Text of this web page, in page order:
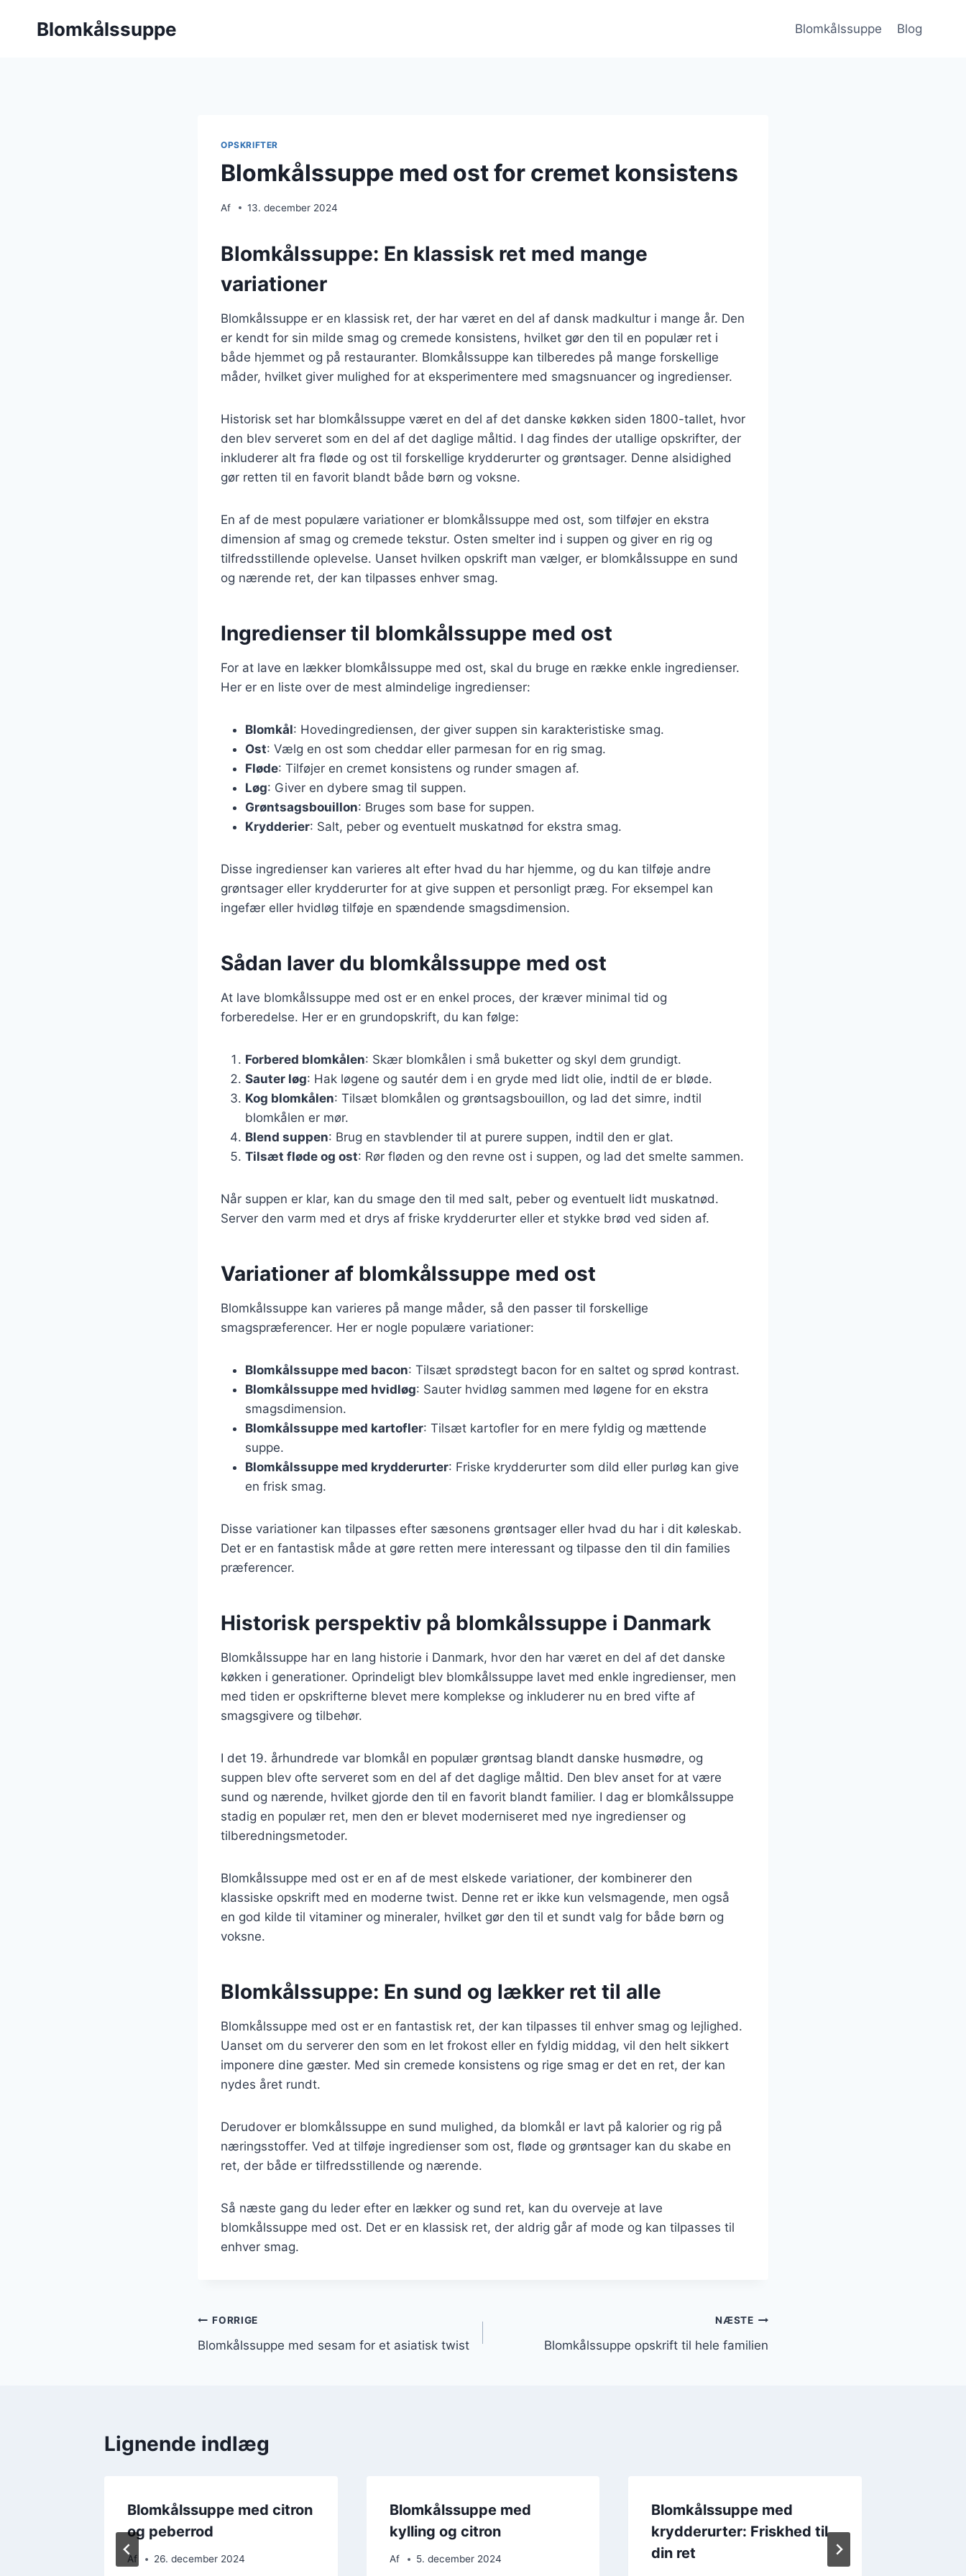
Blomkålssuppe Blomkålssuppe Blog
OPSKRIFTER
Blomkålssuppe med ost for cremet konsistens
Af 13. december 2024
Blomkålssuppe: En klassisk ret med mange
variationer
Blomkålssuppe er en klassisk ret, der har været en del af dansk madkultur i mange år. Den
er kendt for sin milde smag og cremede konsistens, hvilket gør den til en populær ret i
både hjemmet og på restauranter. Blomkålssuppe kan tilberedes på mange forskellige
måder, hvilket giver mulighed for at eksperimentere med smagsnuancer og ingredienser.
Historisk set har blomkålssuppe været en del af det danske køkken siden 1800-tallet, hvor
den blev serveret som en del af det daglige måltid. I dag findes der utallige opskrifter, der
inkluderer alt fra fløde og ost til forskellige krydderurter og grøntsager. Denne alsidighed
gør retten til en favorit blandt både børn og voksne.
En af de mest populære variationer er blomkålssuppe med ost, som tilføjer en ekstra
dimension af smag og cremede tekstur. Osten smelter ind i suppen og giver en rig og
tilfredsstillende oplevelse. Uanset hvilken opskrift man vælger, er blomkålssuppe en sund
og nærende ret, der kan tilpasses enhver smag.
Ingredienser til blomkålssuppe med ost
For at lave en lækker blomkålssuppe med ost, skal du bruge en række enkle ingredienser.
Her er en liste over de mest almindelige ingredienser:
Blomkål: Hovedingrediensen, der giver suppen sin karakteristiske smag.
Ost: Vælg en ost som cheddar eller parmesan for en rig smag.
Fløde: Tilføjer en cremet konsistens og runder smagen af.
Løg: Giver en dybere smag til suppen.
Grøntsagsbouillon: Bruges som base for suppen.
Krydderier: Salt, peber og eventuelt muskatnød for ekstra smag.
Disse ingredienser kan varieres alt efter hvad du har hjemme, og du kan tilføje andre
grøntsager eller krydderurter for at give suppen et personligt præg. For eksempel kan
ingefær eller hvidløg tilføje en spændende smagsdimension.
Sådan laver du blomkålssuppe med ost
At lave blomkålssuppe med ost er en enkel proces, der kræver minimal tid og
forberedelse. Her er en grundopskrift, du kan følge:
Forbered blomkålen: Skær blomkålen i små buketter og skyl dem grundigt.
Sauter løg: Hak løgene og sautér dem i en gryde med lidt olie, indtil de er bløde.
Kog blomkålen: Tilsæt blomkålen og grøntsagsbouillon, og lad det simre, indtil
blomkålen er mør.
Blend suppen: Brug en stavblender til at purere suppen, indtil den er glat.
Tilsæt fløde og ost: Rør fløden og den revne ost i suppen, og lad det smelte sammen.
Når suppen er klar, kan du smage den til med salt, peber og eventuelt lidt muskatnød.
Server den varm med et drys af friske krydderurter eller et stykke brød ved siden af.
Variationer af blomkålssuppe med ost
Blomkålssuppe kan varieres på mange måder, så den passer til forskellige
smagspræferencer. Her er nogle populære variationer:
Blomkålssuppe med bacon: Tilsæt sprødstegt bacon for en saltet og sprød kontrast.
Blomkålssuppe med hvidløg: Sauter hvidløg sammen med løgene for en ekstra
smagsdimension.
Blomkålssuppe med kartofler: Tilsæt kartofler for en mere fyldig og mættende
suppe.
Blomkålssuppe med krydderurter: Friske krydderurter som dild eller purløg kan give
en frisk smag.
Disse variationer kan tilpasses efter sæsonens grøntsager eller hvad du har i dit køleskab.
Det er en fantastisk måde at gøre retten mere interessant og tilpasse den til din families
præferencer.
Historisk perspektiv på blomkålssuppe i Danmark
Blomkålssuppe har en lang historie i Danmark, hvor den har været en del af det danske
køkken i generationer. Oprindeligt blev blomkålssuppe lavet med enkle ingredienser, men
med tiden er opskrifterne blevet mere komplekse og inkluderer nu en bred vifte af
smagsgivere og tilbehør.
I det 19. århundrede var blomkål en populær grøntsag blandt danske husmødre, og
suppen blev ofte serveret som en del af det daglige måltid. Den blev anset for at være
sund og nærende, hvilket gjorde den til en favorit blandt familier. I dag er blomkålssuppe
stadig en populær ret, men den er blevet moderniseret med nye ingredienser og
tilberedningsmetoder.
Blomkålssuppe med ost er en af de mest elskede variationer, der kombinerer den
klassiske opskrift med en moderne twist. Denne ret er ikke kun velsmagende, men også
en god kilde til vitaminer og mineraler, hvilket gør den til et sundt valg for både børn og
voksne.
Blomkålssuppe: En sund og lækker ret til alle
Blomkålssuppe med ost er en fantastisk ret, der kan tilpasses til enhver smag og lejlighed.
Uanset om du serverer den som en let frokost eller en fyldig middag, vil den helt sikkert
imponere dine gæster. Med sin cremede konsistens og rige smag er det en ret, der kan
nydes året rundt.
Derudover er blomkålssuppe en sund mulighed, da blomkål er lavt på kalorier og rig på
næringsstoffer. Ved at tilføje ingredienser som ost, fløde og grøntsager kan du skabe en
ret, der både er tilfredsstillende og nærende.
Så næste gang du leder efter en lækker og sund ret, kan du overveje at lave
blomkålssuppe med ost. Det er en klassisk ret, der aldrig går af mode og kan tilpasses til
enhver smag.
Indlægsnavigation
FORRIGE
Blomkålssuppe med sesam for et asiatisk twist
NÆSTE
Blomkålssuppe opskrift til hele familien
Lignende indlæg
Blomkålssuppe med citron
og peberrod
Af 26. december 2024
Blomkålssuppe med
kylling og citron
Af 5. december 2024
Blomkålssuppe med
krydderurter: Friskhed til
din ret